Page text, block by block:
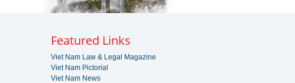
Featured Links
Viet Nam Law & Legal Magazine
Viet Nam Pictorial
Viet Nam News